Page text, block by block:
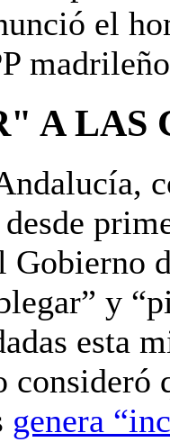
el
A LAS
y
esta
consideró
genera